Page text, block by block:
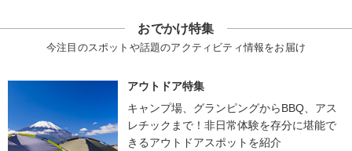
おでかけ特集
今注目のスポットや話題のアクティビティ情報をお届け
アウトドア特集
キャンプ場、グランピングからBBQ、アス
レチックまで！非日常体験を存分に堪能で
きるアウトドアスポットを紹介